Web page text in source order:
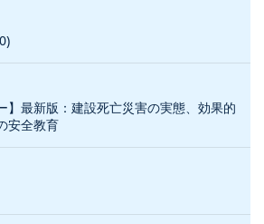
】最新版：建設死亡災害の実態、効果的
安全教育